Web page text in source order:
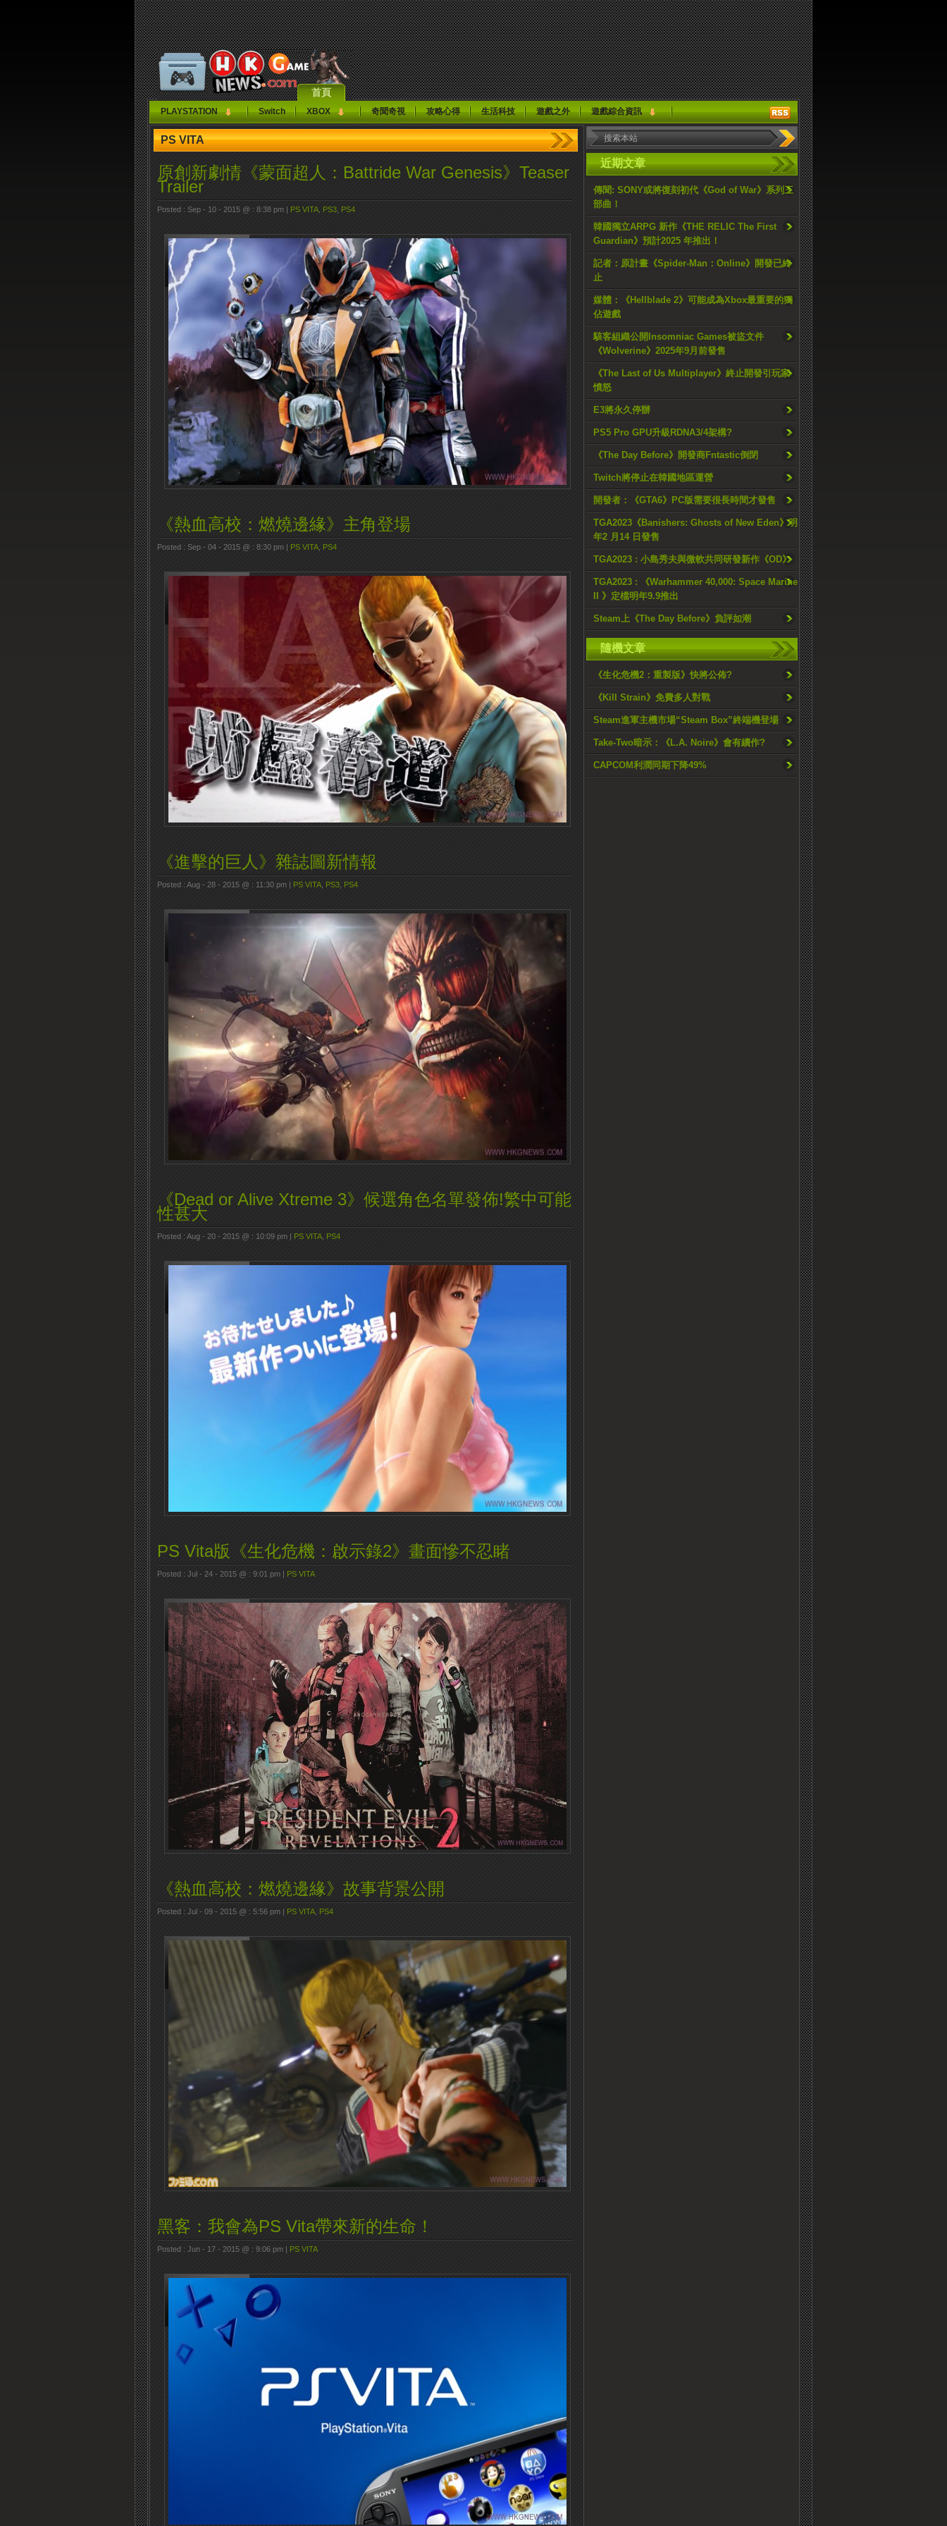
首頁
PLAYSTATION Switch XBOX 奇聞奇視 攻略心得 生活科技 遊戲之外 遊戲綜合資訊
近期文章
傳聞: SONY或將復刻初代《God of War》系列三
部曲！
韓國獨立ARPG 新作《THE RELIC The First
Guardian》預計2025 年推出！
記者：原計畫《Spider-Man：Online》開發已終
止
媒體：《Hellblade 2》可能成為Xbox最重要的獨
佔遊戲
駭客組織公開Insomniac Games被盜文件
《Wolverine》2025年9月前發售
《The Last of Us Multiplayer》終止開發引玩家
憤怒
E3將永久停辦
PS5 Pro GPU升級RDNA3/4架構?
《The Day Before》開發商Fntastic倒閉
Twitch將停止在韓國地區運營
開發者：《GTA6》PC版需要很長時間才發售
TGA2023《Banishers: Ghosts of New Eden》明
年2 月14 日發售
TGA2023 : 小島秀夫與微軟共同研發新作《OD》
TGA2023 : 《Warhammer 40,000: Space Marine
II 》定檔明年9.9推出
Steam上《The Day Before》負評如潮
隨機文章
《生化危機2：重製版》快將公佈?
《Kill Strain》免費多人對戰
Steam進軍主機市場“Steam Box”終端機登場
Take-Two暗示：《L.A. Noire》會有續作?
CAPCOM利潤同期下降49%
PS VITA
原創新劇情《蒙面超人：Battride War Genesis》Teaser
Trailer
Posted : Sep - 10 - 2015 @ : 8:38 pm | PS VITA PS3 PS4
《熱血高校：燃燒邊緣》主角登場
Posted : Sep - 04 - 2015 @ : 8:30 pm | PS VITA PS4
《進擊的巨人》雜誌圖新情報
Posted : Aug - 28 - 2015 @ : 11:30 pm | PS VITA PS3 PS4
《Dead or Alive Xtreme 3》候選角色名單發佈!繁中可能
性甚大
Posted : Aug - 20 - 2015 @ : 10:09 pm | PS VITA PS4
PS Vita版《生化危機：啟示錄2》畫面慘不忍睹
Posted : Jul - 24 - 2015 @ : 9:01 pm | PS VITA
《熱血高校：燃燒邊緣》故事背景公開
Posted : Jul - 09 - 2015 @ : 5:56 pm | PS VITA PS4
黑客：我會為PS Vita帶來新的生命！
Posted : Jun - 17 - 2015 @ : 9:06 pm | PS VITA